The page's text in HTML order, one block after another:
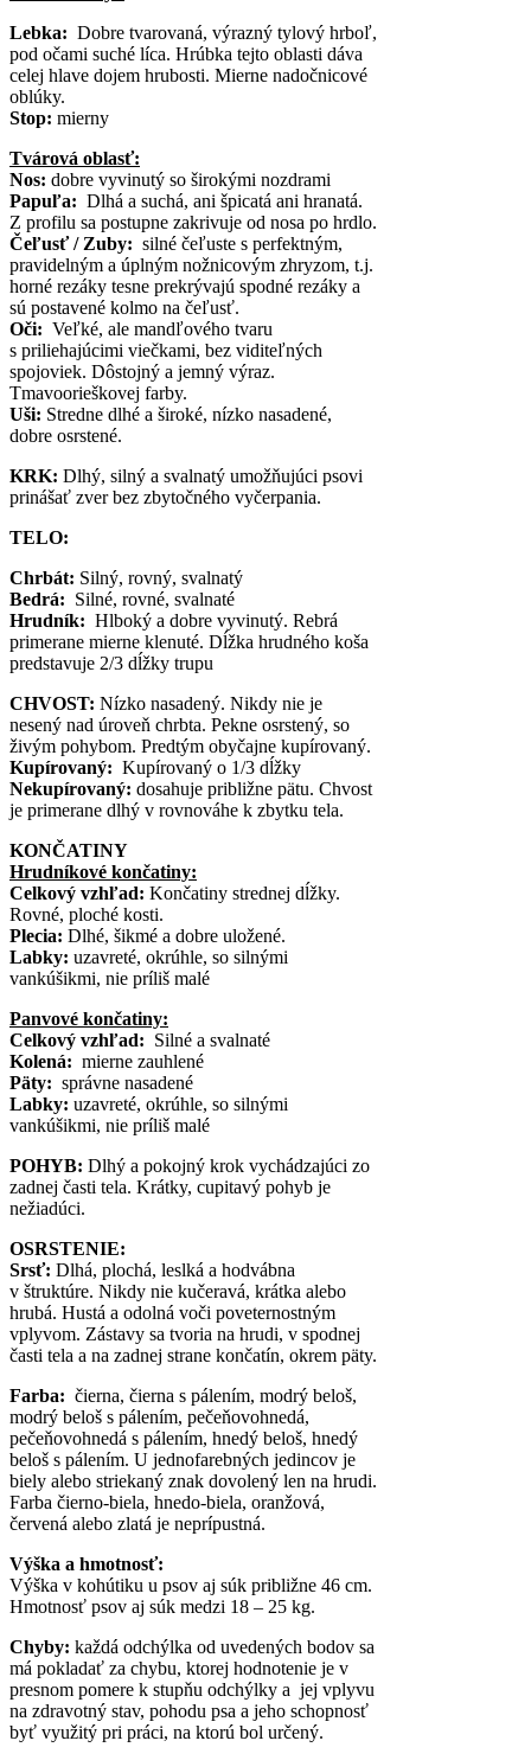
Lebka: Dobre tvarovaná, výrazný tylový hrboľ,
pod očami suché líca. Hrúbka tejto oblasti dáva
celej hlave dojem hrubosti. Mierne nadočnicové
oblúky.
Stop: mierny
Tvárová oblasť:
Nos: dobre vyvinutý so širokými nozdrami
Papuľa: Dlhá a suchá, ani špicatá ani hranatá.
Z profilu sa postupne zakrivuje od nosa po hrdlo.
Čeľusť / Zuby: silné čeľuste s perfektným,
pravidelným a úplným nožnicovým zhryzom, t.j.
horné rezáky tesne prekrývajú spodné rezáky a
sú postavené kolmo na čeľusť.
Oči: Veľké, ale mandľového tvaru
s priliehajúcimi viečkami, bez viditeľných
spojoviek. Dôstojný a jemný výraz.
Tmavoorieškovej farby.
Uši: Stredne dlhé a široké, nízko nasadené,
dobre osrstené.
KRK: Dlhý, silný a svalnatý umožňujúci psovi
prinášať zver bez zbytočného vyčerpania.
TELO:
Chrbát: Silný, rovný, svalnatý
Bedrá: Silné, rovné, svalnaté
Hrudník: Hlboký a dobre vyvinutý. Rebrá
primerane mierne klenuté. Dĺžka hrudného koša
predstavuje 2/3 dĺžky trupu
CHVOST: Nízko nasadený. Nikdy nie je
nesený nad úroveň chrbta. Pekne osrstený, so
živým pohybom. Predtým obyčajne kupírovaný.
Kupírovaný: Kupírovaný o 1/3 dĺžky
Nekupírovaný: dosahuje približne pätu. Chvost
je primerane dlhý v rovnováhe k zbytku tela.
KONČATINY
Hrudníkové končatiny:
Celkový vzhľad: Končatiny strednej dĺžky.
Rovné, ploché kosti.
Plecia: Dlhé, šikmé a dobre uložené.
Labky: uzavreté, okrúhle, so silnými
vankúšikmi, nie príliš malé
Panvové končatiny:
Celkový vzhľad: Silné a svalnaté
Kolená: mierne zauhlené
Päty: správne nasadené
Labky: uzavreté, okrúhle, so silnými
vankúšikmi, nie príliš malé
POHYB: Dlhý a pokojný krok vychádzajúci zo
zadnej časti tela. Krátky, cupitavý pohyb je
nežiadúci.
OSRSTENIE:
Srsť: Dlhá, plochá, leslká a hodvábna
v štruktúre. Nikdy nie kučeravá, krátka alebo
hrubá. Hustá a odolná voči poveternostným
vplyvom. Zástavy sa tvoria na hrudi, v spodnej
časti tela a na zadnej strane končatín, okrem päty.
Farba: čierna, čierna s pálením, modrý beloš,
modrý beloš s pálením, pečeňovohnedá,
pečeňovohnedá s pálením, hnedý beloš, hnedý
beloš s pálením. U jednofarebných jedincov je
biely alebo striekaný znak dovolený len na hrudi.
Farba čierno-biela, hnedo-biela, oranžová,
červená alebo zlatá je neprípustná.
Výška a hmotnosť:
Výška v kohútiku u psov aj súk približne 46 cm.
Hmotnosť psov aj súk medzi 18 – 25 kg.
Chyby: každá odchýlka od uvedených bodov sa
má pokladať za chybu, ktorej hodnotenie je v
presnom pomere k stupňu odchýlky a jej vplyvu
na zdravotný stav, pohodu psa a jeho schopnosť
byť využitý pri práci, na ktorú bol určený.